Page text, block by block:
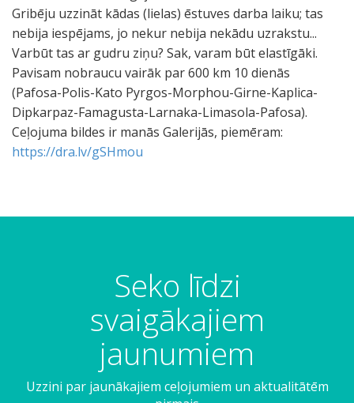
Gribēju uzzināt kādas (lielas) ēstuves darba laiku; tas
nebija iespējams, jo nekur nebija nekādu uzrakstu...
Varbūt tas ar gudru ziņu? Sak, varam būt elastīgāki.
Pavisam nobraucu vairāk par 600 km 10 dienās
(Pafosa-Polis-Kato Pyrgos-Morphou-Girne-Kaplica-
Dipkarpaz-Famagusta-Larnaka-Limasola-Pafosa).
Ceļojuma bildes ir manās Galerijās, piemēram:
https://dra.lv/gSHmou
Seko līdzi
svaigākajiem
jaunumiem
Uzzini par jaunākajiem ceļojumiem un aktualitātēm